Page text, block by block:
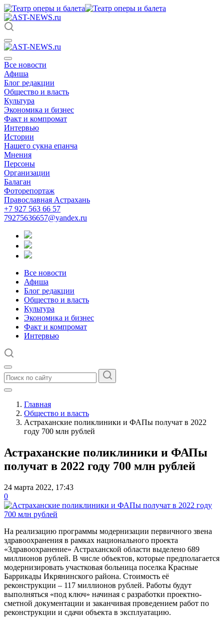
Все новости
Афиша
Блог редакции
Общество и власть
Культура
Экономика и бизнес
Факт и компромат
Интервью
Истории
Нашего сукна епанча
Мнения
Персоны
Организации
Балаган
Фоторепортаж
Православная Астрахань
+7 927 563 66 57
79275636657@yandex.ru
Все новости
Афиша
Блог редакции
Общество и власть
Культура
Экономика и бизнес
Факт и компромат
Интервью
Главная
Общество и власть
Астраханские поликлиники и ФАПы получат в 2022
году 700 млн рублей
Астраханские поликлиники и ФАПы
получат в 2022 году 700 млн рублей
24 марта 2022, 17:43
0
На реализацию программы модернизации первичного звена
здравоохранения в рамках национального проекта
«Здравоохранение» Астраханской области выделено 689
миллионов рублей. В числе объектов, которые предполагается
модернизировать участковая больница поселка Красные
Баррикады Икрянинского района. Стоимость её
реконструкции – 117 миллионов рублей. Работы будут
выполняться «под ключ» начиная с разработки проектно-
сметной документации и заканчивая проведением работ по
реконструкции и сдачи объекта в эксплуатацию.